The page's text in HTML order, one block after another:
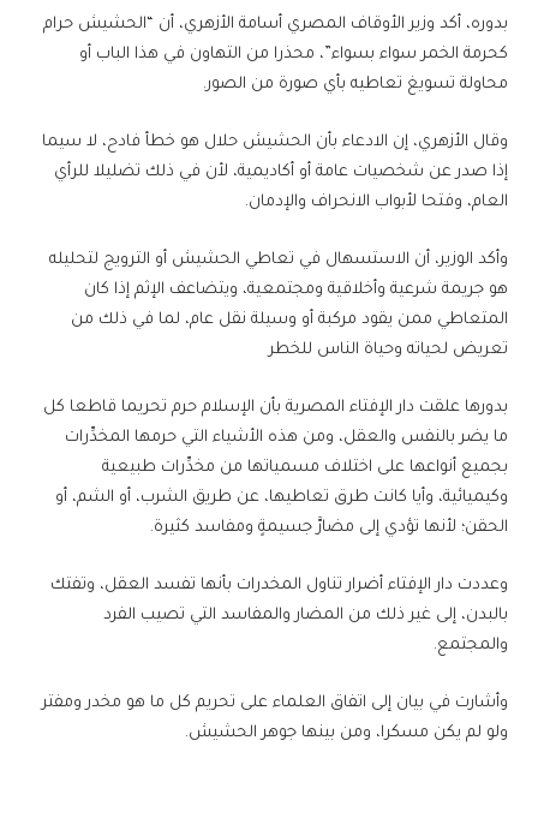
بدوره، أكد وزير الأوقاف المصري أسامة الأزهري، أن “الحشيش حرام
كحرمة الخمر سواء بسواء”، محذرا من التهاون في هذا الباب أو
محاولة تسويغ تعاطيه بأي صورة من الصور.
وقال الأزهري، إن الادعاء بأن الحشيش حلال هو خطأ فادح، لا سيما
إذا صدر عن شخصيات عامة أو أكاديمية، لأن في ذلك تضليلا للرأي
العام، وفتحا لأبواب الانحراف والإدمان.
وأكد الوزير، أن الاستسهال في تعاطي الحشيش أو الترويج لتحليله
هو جريمة شرعية وأخلاقية ومجتمعية، ويتضاعف الإثم إذا كان
المتعاطي ممن يقود مركبة أو وسيلة نقل عام، لما في ذلك من
تعريض لحياته وحياة الناس للخطر
بدورها علقت دار الإفتاء المصرية بأن الإسلام حرم تحريما قاطعا كل
ما يضر بالنفس والعقل، ومن هذه الأشياء التي حرمها المخدِّرات
بجميع أنواعها على اختلاف مسمياتها من مخدِّرات طبيعية
وكيميائية، وأيا كانت طرق تعاطيها، عن طريق الشرب، أو الشم، أو
الحقن؛ لأنها تؤدي إلى مضارَّ جسيمةٍ ومفاسد كثيرة.
وعددت دار الإفتاء أضرار تناول المخدرات بأنها تفسد العقل، وتفتك
بالبدن، إلى غير ذلك من المضار والمفاسد التي تصيب الفرد
والمجتمع.
وأشارت في بيان إلى اتفاق العلماء على تحريم كل ما هو مخدر ومفتر
ولو لم يكن مسكرا، ومن بينها جوهر الحشيش.